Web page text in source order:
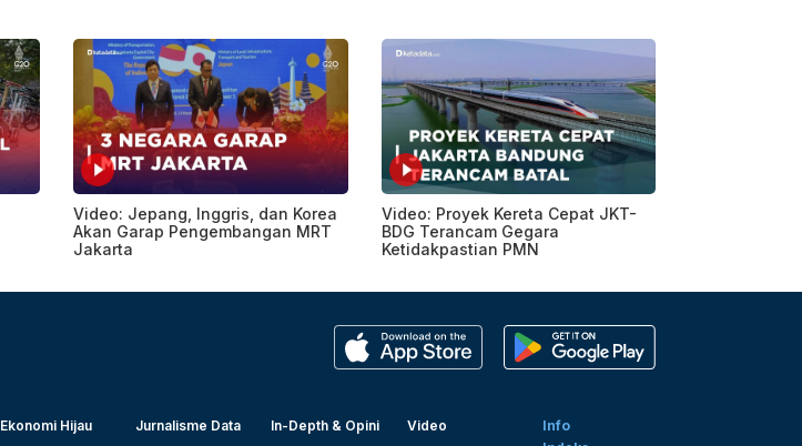
Video: Jepang, Inggris, dan Korea
Akan Garap Pengembangan MRT
Jakarta
Video: Proyek Kereta Cepat JKT-
BDG Terancam Gegara
Ketidakpastian PMN
Ekonomi Hijau
Jurnalisme Data
In-Depth & Opini
Video
Info